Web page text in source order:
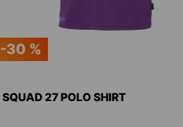
-30 %
SQUAD 27 POLO SHIRT